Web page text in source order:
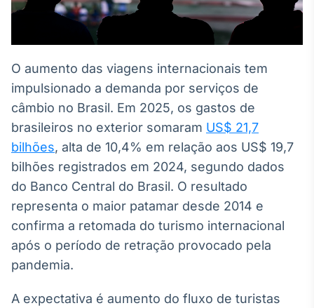
e Conteúdos
OTC
Plataforma para
ativos
Broadcast
Datafeed
APIs para
integração de
dados
Broadcast
notícias
O aumento das viagens internacionais tem
impulsionado a demanda por serviços de
câmbio no Brasil. Em 2025, os gastos de
brasileiros no exterior somaram US$ 21,7
bilhões, alta de 10,4% em relação aos US$ 19,7
bilhões registrados em 2024, segundo dados
do Banco Central do Brasil. O resultado
representa o maior patamar desde 2014 e
confirma a retomada do turismo internacional
após o período de retração provocado pela
pandemia.
A expectativa é aumento do fluxo de turistas